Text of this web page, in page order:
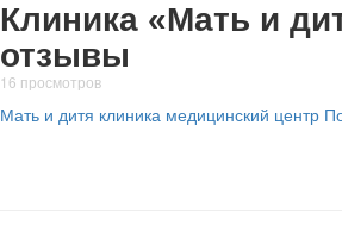
Клиника «Мать и
отзывы
16 просмотров
Мать и дитя клиника медицинский центр